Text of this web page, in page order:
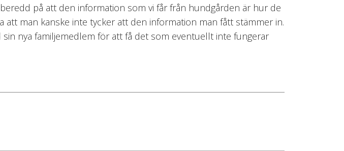
på att den information som vi får från hundgården är hur de
man kanske inte tycker att den information man fått stämmer in.
nya familjemedlem för att få det som eventuellt inte fungerar